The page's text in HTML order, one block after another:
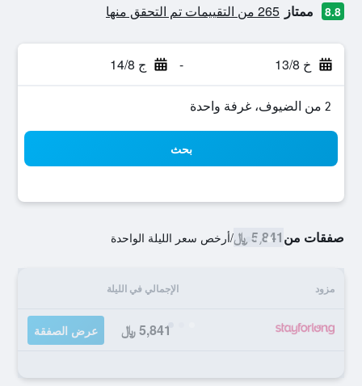
8.8 ممتاز 265 من التقييمات تم التحقق منها
خ 13/8 - ج 14/8
2 من الضيوف، غرفة واحدة
بحث
صفقات من5,841 ﷼ /أرخص سعر الليلة الواحدة
مزود الإجمالي في الليلة
5,841 ﷼ عرض الصفقة